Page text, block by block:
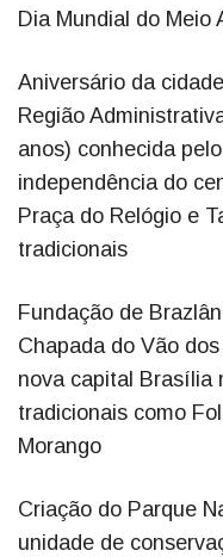
Dia Mundial do Meio
Aniversário da
Região
anos) conhecida
independência do
Praça do Relógio e
tradicionais
Fundação de
Chapada do Vão
nova capital Brasília
tradicionais como
Morango
Criação do Parque
unidade de